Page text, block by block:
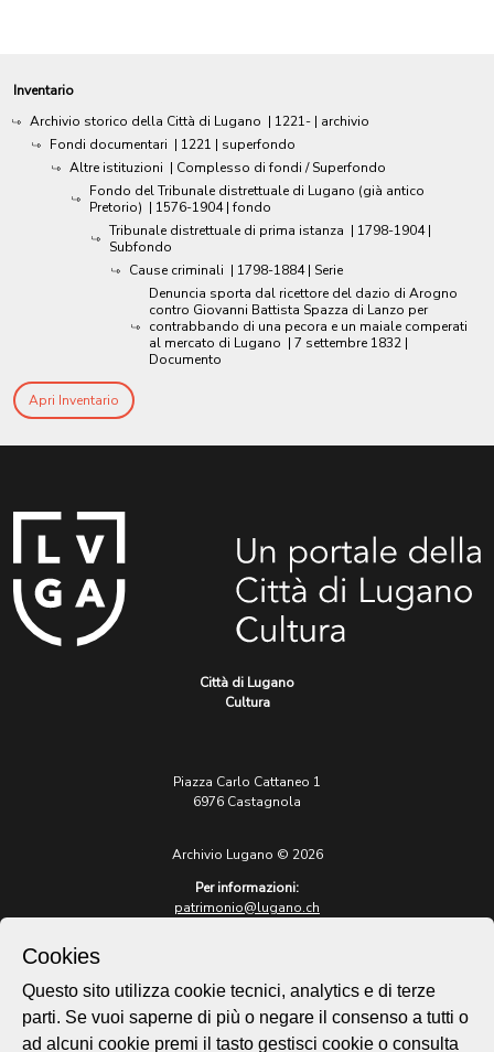
Inventario
Archivio storico della Città di Lugano | 1221- | archivio
Fondi documentari | 1221 | superfondo
Altre istituzioni | Complesso di fondi / Superfondo
Fondo del Tribunale distrettuale di Lugano (già antico
Pretorio) | 1576-1904 | fondo
Tribunale distrettuale di prima istanza | 1798-1904 |
Subfondo
Cause criminali | 1798-1884 | Serie
Denuncia sporta dal ricettore del dazio di Arogno
contro Giovanni Battista Spazza di Lanzo per
contrabbando di una pecora e un maiale comperati
al mercato di Lugano | 7 settembre 1832 |
Documento
Apri Inventario
Città di Lugano
Cultura
Piazza Carlo Cattaneo 1
6976 Castagnola
Archivio Lugano © 2026
Per informazioni:
patrimonio@lugano.ch
lugano.ch
Cookie policy
Cookies
Questo sito utilizza cookie tecnici, analytics e di terze
parti. Se vuoi saperne di più o negare il consenso a tutti o
ad alcuni cookie premi il tasto gestisci cookie o consulta